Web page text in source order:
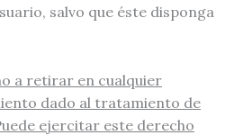
salvo que éste disponga
a retirar en cualquier
dado al tratamiento de
ejercitar este derecho